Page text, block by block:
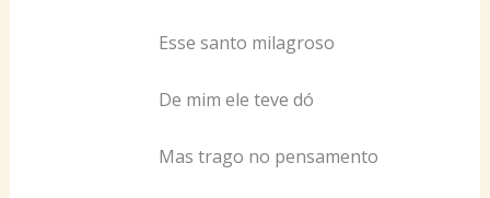
Esse santo milagroso
De mim ele teve dó
Mas trago no pensamento